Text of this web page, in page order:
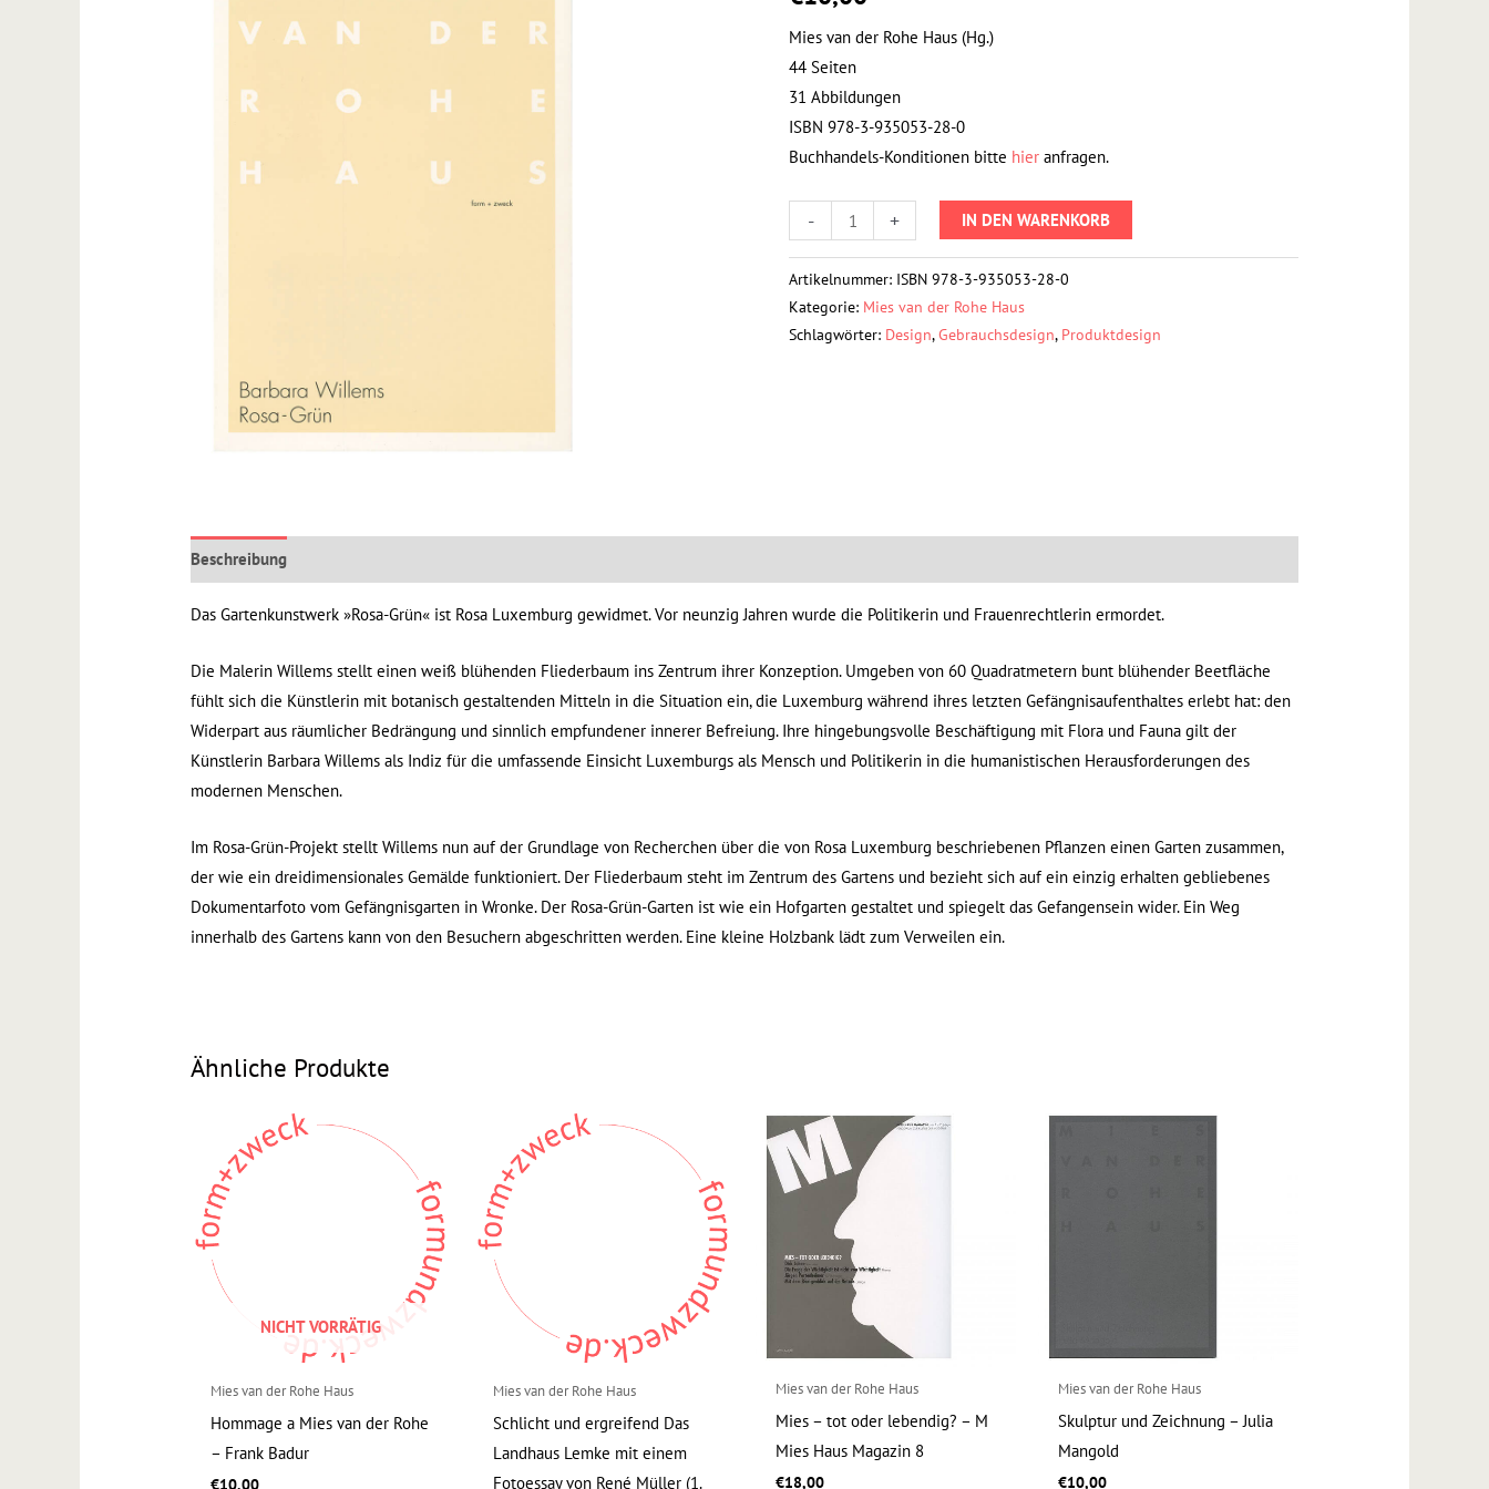
Mies van der Rohe Haus (Hg.)
44 Seiten
31 Abbildungen
ISBN 978-3-935053-28-0
Buchhandels-Konditionen bitte hier anfragen.
-
Willems
Menge
+ IN DEN WARENKORB
Artikelnummer: ISBN 978-3-935053-28-0
Kategorie: Mies van der Rohe Haus
Schlagwörter: Design,Gebrauchsdesign, Produktdesign
Beschreibung
Das Gartenkunstwerk »Rosa-Grün« ist Rosa Luxemburg gewidmet. Vor neunzig Jahren wurde die Politikerin und Frauenrechtlerin ermordet.
Die Malerin Willems stellt einen weiß blühenden Fliederbaum ins Zentrum ihrer Konzeption. Umgeben von 60 Quadratmetern bunt blühender Beetfläche
fühlt sich die Künstlerin mit botanisch gestaltenden Mitteln in die Situation ein, die Luxemburg während ihres letzten Gefängnisaufenthaltes erlebt hat: den
Widerpart aus räumlicher Bedrängung und sinnlich empfundener innerer Befreiung. Ihre hingebungsvolle Beschäftigung mit Flora und Fauna gilt der
Künstlerin Barbara Willems als Indiz für die umfassende Einsicht Luxemburgs als Mensch und Politikerin in die humanistischen Herausforderungen des
modernen Menschen.
Im Rosa-Grün-Projekt stellt Willems nun auf der Grundlage von Recherchen über die von Rosa Luxemburg beschriebenen Pflanzen einen Garten zusammen,
der wie ein dreidimensionales Gemälde funktioniert. Der Fliederbaum steht im Zentrum des Gartens und bezieht sich auf ein einzig erhalten gebliebenes
Dokumentarfoto vom Gefängnisgarten in Wronke. Der Rosa-Grün-Garten ist wie ein Hofgarten gestaltet und spiegelt das Gefangensein wider. Ein Weg
innerhalb des Gartens kann von den Besuchern abgeschritten werden. Eine kleine Holzbank lädt zum Verweilen ein.
Ähnliche Produkte
NICHT VORRÄTIG
Mies van der Rohe Haus
Hommage a Mies van der Rohe
– Frank Badur
€10,00
Mies van der Rohe Haus
Schlicht und ergreifend Das
Landhaus Lemke mit einem
Fotoessay von René Müller (1.
Mies van der Rohe Haus
Mies – tot oder lebendig? – M
Mies Haus Magazin 8
€18,00
Mies van der Rohe Haus
Skulptur und Zeichnung – Julia
Mangold
€10,00